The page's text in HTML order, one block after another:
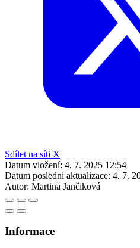
Sdílet na síti X
Datum vložení: 4. 7. 2025 12:54
Datum poslední aktualizace: 4. 7.
Autor: Martina Jančiková
Informace